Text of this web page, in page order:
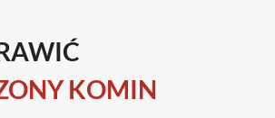
KOMIN